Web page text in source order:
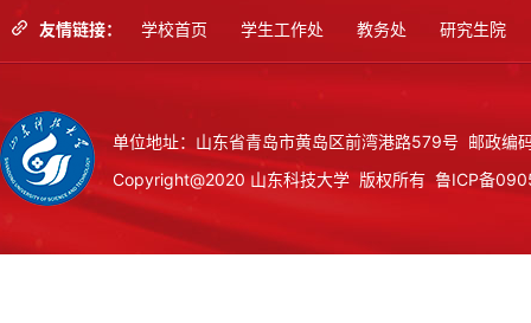
友情链接： 学校首页 学生工作处 教务处 研究生院
单位地址：山东省青岛市黄岛区前湾港路579号 邮政
Copyright@2020 山东科技大学 版权所有 鲁ICP备